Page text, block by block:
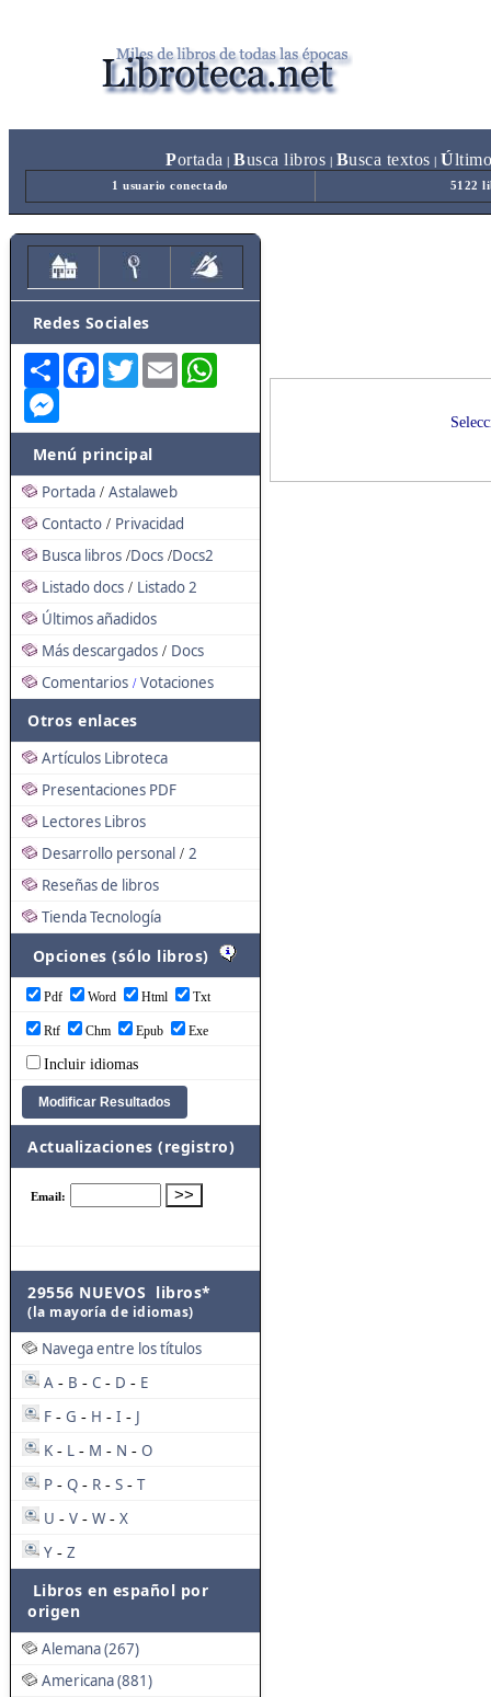
Portada Busca libros Busca textos Ú
1 usuario conectado 5122
Redes Sociales
Share FacebookTwitterEmail
Menú principal
Portada / Astalaweb
Contacto / Privacidad
Busca libros /Docs /Docs2
Listado docs / Listado 2
Últimos añadidos
Más descargados / Docs
Comentarios / Votaciones
Otros enlaces
Artículos Libroteca
Presentaciones PDF
Lectores Libros
Desarrollo personal / 2
Reseñas de libros
Tienda Tecnología
Opciones (sólo libros)
Pdf Word Html Txt
Rtf Chm Epub Exe
Incluir idiomas
Actualizaciones (registro)
29556 NUEVOS libros*
(la mayoría de idiomas)
Navega entre los títulos
A - B - C - D - E
F - G - H - I - J
K - L - M - N - O
P - Q - R - S - T
U - V - W - X
Y - Z
Libros en español por
origen
Alemana (267)
Americana (881)